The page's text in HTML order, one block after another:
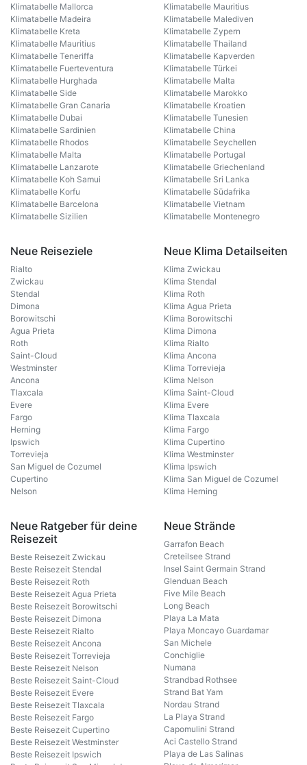
Klimatabelle Mallorca
Klimatabelle Madeira
Klimatabelle Kreta
Klimatabelle Mauritius
Klimatabelle Teneriffa
Klimatabelle Fuerteventura
Klimatabelle Hurghada
Klimatabelle Side
Klimatabelle Gran Canaria
Klimatabelle Dubai
Klimatabelle Sardinien
Klimatabelle Rhodos
Klimatabelle Malta
Klimatabelle Lanzarote
Klimatabelle Koh Samui
Klimatabelle Korfu
Klimatabelle Barcelona
Klimatabelle Sizilien
Klimatabelle Mauritius
Klimatabelle Malediven
Klimatabelle Zypern
Klimatabelle Thailand
Klimatabelle Kapverden
Klimatabelle Türkei
Klimatabelle Malta
Klimatabelle Marokko
Klimatabelle Kroatien
Klimatabelle Tunesien
Klimatabelle China
Klimatabelle Seychellen
Klimatabelle Portugal
Klimatabelle Griechenland
Klimatabelle Sri Lanka
Klimatabelle Südafrika
Klimatabelle Vietnam
Klimatabelle Montenegro
Neue Reiseziele
Rialto
Zwickau
Stendal
Dimona
Borowitschi
Agua Prieta
Roth
Saint-Cloud
Westminster
Ancona
Tlaxcala
Evere
Fargo
Herning
Ipswich
Torrevieja
San Miguel de Cozumel
Cupertino
Nelson
Neue Klima Detailseiten
Klima Zwickau
Klima Stendal
Klima Roth
Klima Agua Prieta
Klima Borowitschi
Klima Dimona
Klima Rialto
Klima Ancona
Klima Torrevieja
Klima Nelson
Klima Saint-Cloud
Klima Evere
Klima Tlaxcala
Klima Fargo
Klima Cupertino
Klima Westminster
Klima Ipswich
Klima San Miguel de Cozumel
Klima Herning
Neue Ratgeber für deine
Reisezeit
Beste Reisezeit Zwickau
Beste Reisezeit Stendal
Beste Reisezeit Roth
Beste Reisezeit Agua Prieta
Beste Reisezeit Borowitschi
Beste Reisezeit Dimona
Beste Reisezeit Rialto
Beste Reisezeit Ancona
Beste Reisezeit Torrevieja
Beste Reisezeit Nelson
Beste Reisezeit Saint-Cloud
Beste Reisezeit Evere
Beste Reisezeit Tlaxcala
Beste Reisezeit Fargo
Beste Reisezeit Cupertino
Beste Reisezeit Westminster
Beste Reisezeit Ipswich
Neue Strände
Garrafon Beach
Creteilsee Strand
Insel Saint Germain Strand
Glenduan Beach
Five Mile Beach
Long Beach
Playa La Mata
Playa Moncayo Guardamar
San Michele
Conchiglie
Numana
Strandbad Rothsee
Strand Bat Yam
Nordau Strand
La Playa Strand
Capomulini Strand
Aci Castello Strand
Playa de Las Salinas